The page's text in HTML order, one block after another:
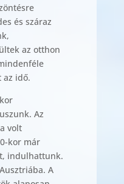
és száraz
az otthon
az idő.
Az
volt
kor már
indulhattunk.
A